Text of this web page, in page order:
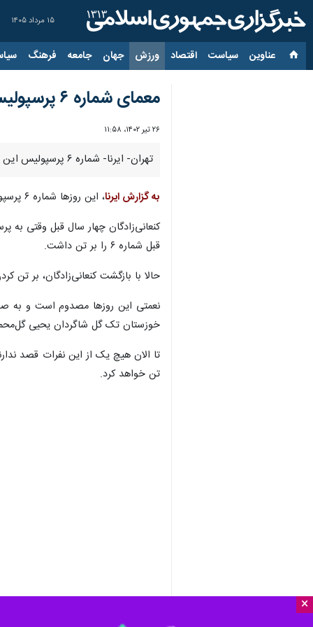
۱۵ مرداد ۱۴۰۵
عناوین‌ سیاست اقتصاد ورزش جهان جامعه فرهنگ
×
معمای شماره ۶ پرسپولیس؛ بازیکنانی که کوتاه نمی‌آیند
۲۶ تیر ۱۴۰۲، ۱۱:۵۸
تهران- ایرنا- شماره ۶ پرسپولیس این روزها با دو متقاضی مواجه شده است.
به گزارش ایرنا، این روزها شماره ۶ پرسپولیس در تمرینات بر تن دو بازیکن دیده می‌شود. علی نعمتی و حسین کنعانی زادگان.
قبل شماره ۶ را بر تن داشت.
حالا با بازگشت کنعانی‌زادگان، بر
نعمتی این روزها مصدوم است و به
خوزستان تک گل شاگردان یحیی
تن خواهد کرد.